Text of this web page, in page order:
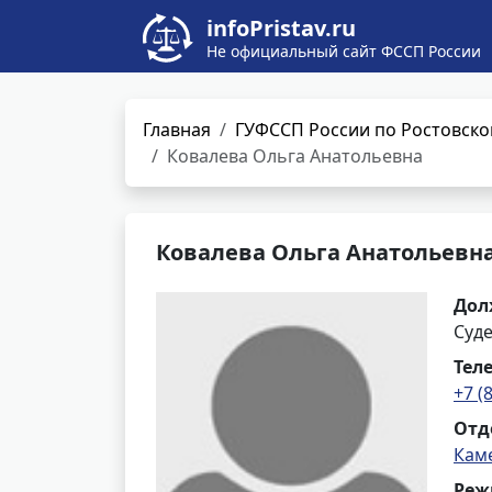
infoPristav.ru
Не официальный сайт ФССП России
Главная
ГУФССП России по
Ковалева Ольга Анатольевна
Ковалева Ольга
+7